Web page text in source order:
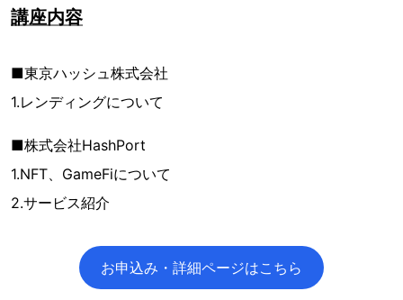
講座内容
■東京ハッシュ株式会社
1.レンディングについて
■株式会社HashPort
1.NFT、GameFiについて
2.サービス紹介
お申込み・詳細ページはこちら